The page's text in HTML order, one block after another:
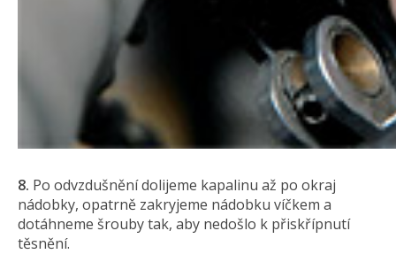
8. Po odvzdušnění dolijeme kapalinu až po okraj
nádobky, opatrně zakryjeme nádobku víčkem a
dotáhneme šrouby tak, aby nedošlo k přiskřípnutí
těsnění.